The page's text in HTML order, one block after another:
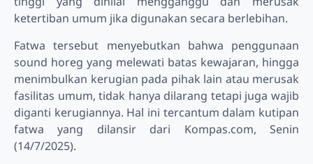
ketertiban umum jika digunakan secara berlebihan.
Fatwa tersebut menyebutkan bahwa penggunaan
sound horeg yang melewati batas kewajaran, hingga
menimbulkan kerugian pada pihak lain atau merusak
fasilitas umum, tidak hanya dilarang tetapi juga wajib
diganti kerugiannya. Hal ini tercantum dalam kutipan
fatwa yang dilansir dari Kompas.com, Senin
(14/7/2025).